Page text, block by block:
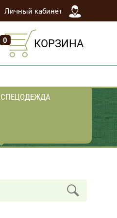
Личный кабинет
0 КОРЗИНА
СПЕЦОДЕЖДА
Перчатки латексные,
полиэтиленовые